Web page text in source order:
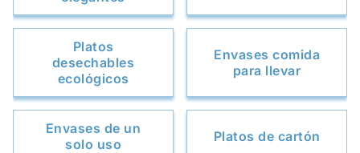
Platos
desechables
ecológicos
Envases comida
para llevar
Envases de un
solo uso
Platos de cartón